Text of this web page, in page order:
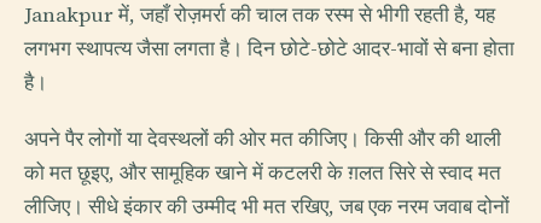
Janakpur में, जहाँ रोज़मर्रा की चाल तक रस्म से भीगी रहती है, यह
लगभग स्थापत्य जैसा लगता है। दिन छोटे-छोटे आदर-भावों से बना होता
है।
अपने पैर लोगों या देवस्थलों की ओर मत कीजिए। किसी और की थाली
को मत छूइए, और सामूहिक खाने में कटलरी के ग़लत सिरे से स्वाद मत
लीजिए। सीधे इंकार की उम्मीद भी मत रखिए, जब एक नरम जवाब दोनों